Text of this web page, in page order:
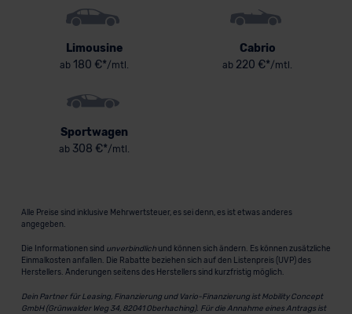
Limousine
ab 180 €*/mtl.
Cabrio
ab 220 €*/mtl.
Sportwagen
ab 308 €*/mtl.
Alle Preise sind inklusive Mehrwertsteuer, es sei denn, es ist etwas anderes
angegeben.
Die Informationen sind unverbindlichund können sich ändern. Es können zusätzliche
Einmalkosten anfallen. Die Rabatte beziehen sich auf den Listenpreis (UVP) des
Herstellers. Änderungen seitens des Herstellers sind kurzfristig möglich.
Dein Partner für Leasing, Finanzierung und Vario-Finanzierung ist Mobility Concept
GmbH (Grünwalder Weg 34, 82041 Oberhaching). Für die Annahme eines Antrags ist